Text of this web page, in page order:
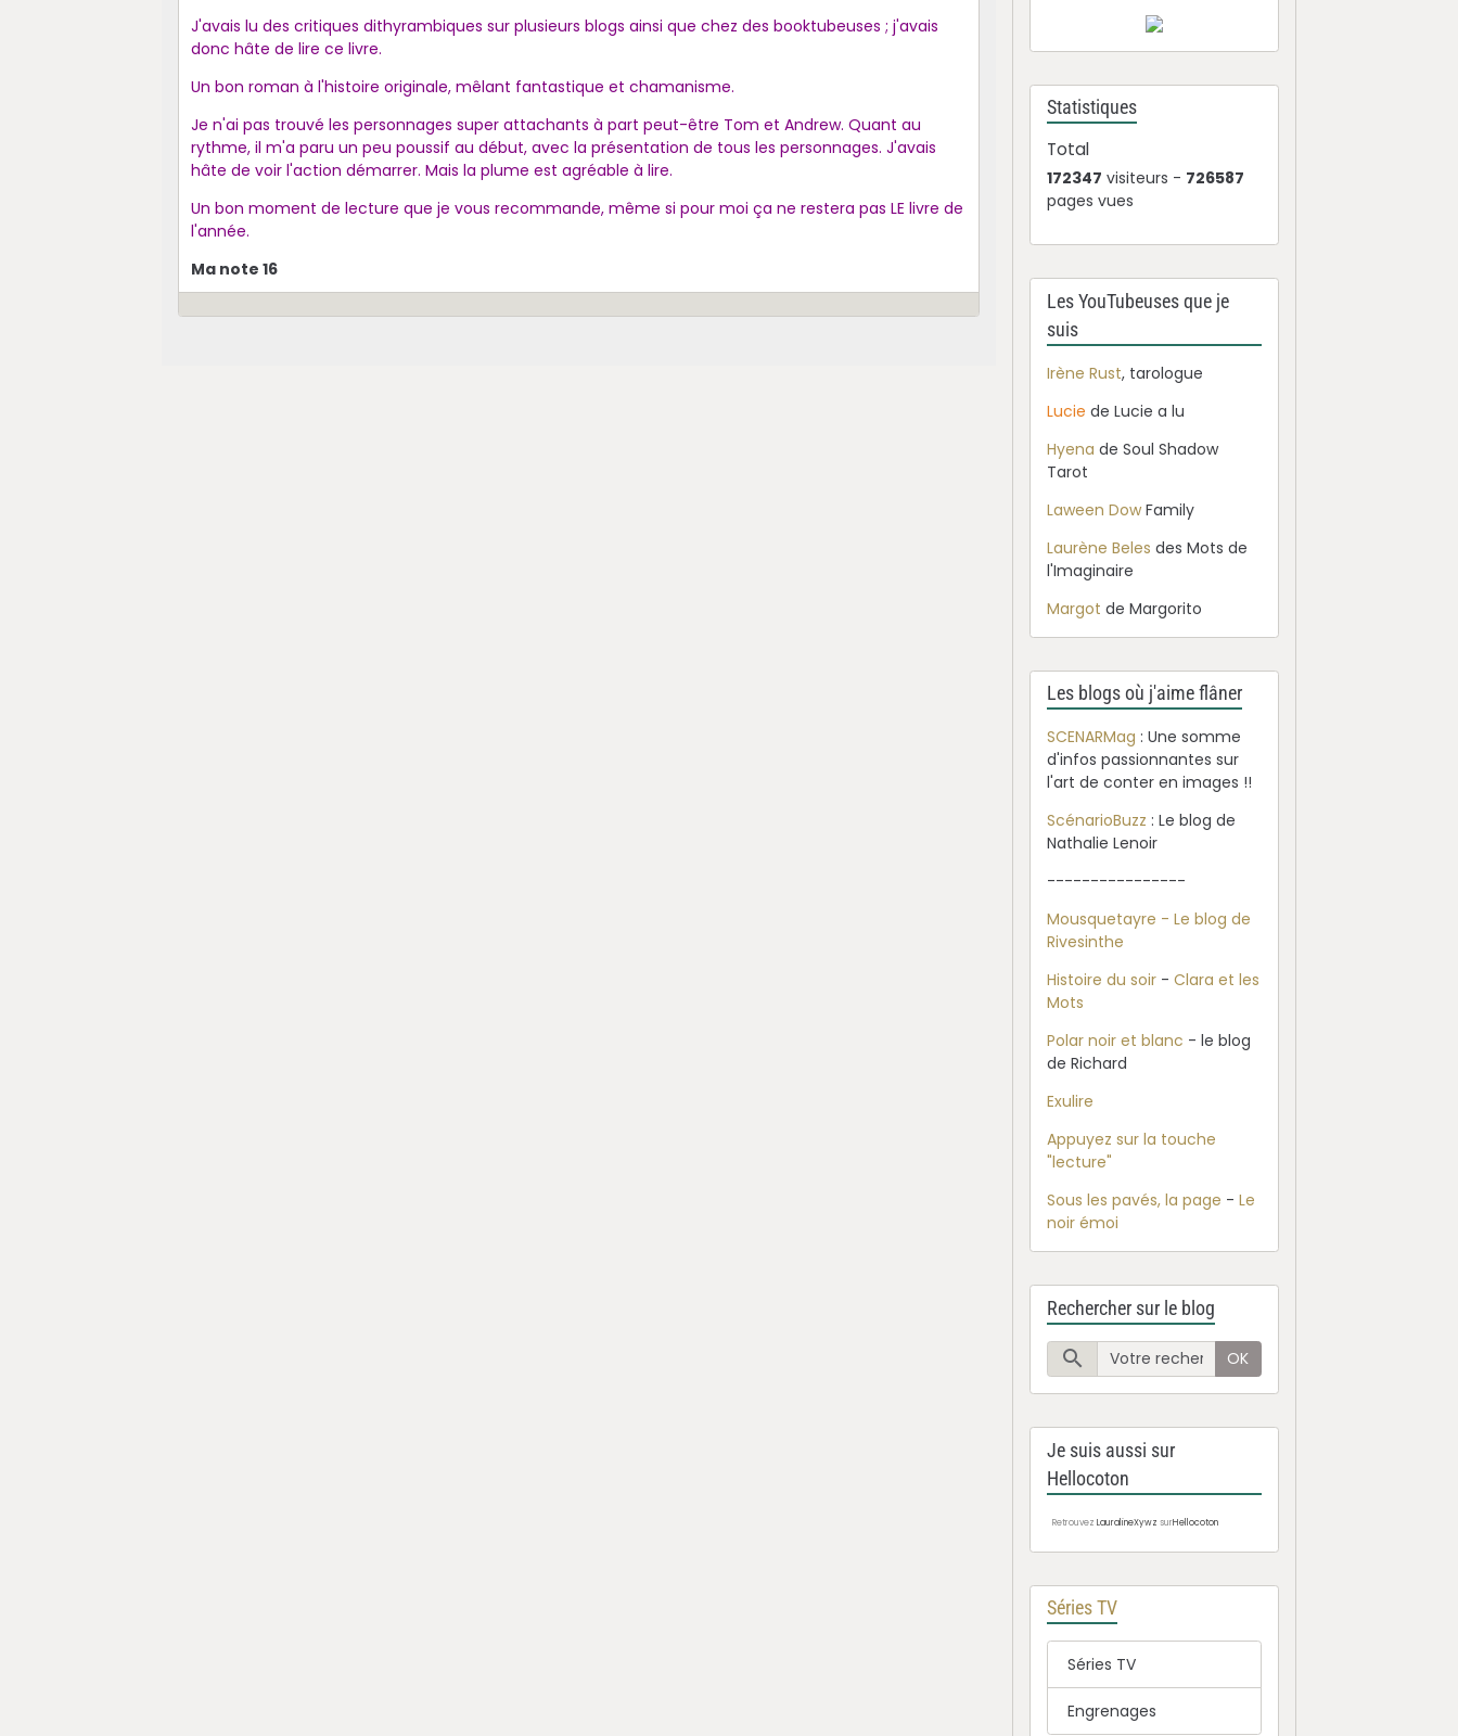
J'avais lu des critiques dithyrambiques sur plusieurs blogs ainsi que chez des booktubeuses ; j'avais
donc hâte de lire ce livre.
Un bon roman à l'histoire originale, mêlant fantastique et chamanisme.
Je n'ai pas trouvé les personnages super attachants à part peut-être Tom et Andrew. Quant au
rythme, il m'a paru un peu poussif au début, avec la présentation de tous les personnages. J'avais
hâte de voir l'action démarrer. Mais la plume est agréable à lire.
Un bon moment de lecture que je vous recommande, même si pour moi ça ne restera pas LE livre de
l'année.
Ma note 16
Statistiques
Total
172347 visiteurs - 726587
pages vues
Les YouTubeuses que je
suis
Irène Rust, tarologue
Luciede Lucie a lu
Hyena de Soul Shadow
Tarot
Laween DowFamily
Laurène Beles des Mots de
l'Imaginaire
Margot de Margorito
Les blogs où j'aime flâner
SCENARMag : Une somme
d'infos passionnantes sur
l'art de conter en images !!
ScénarioBuzz : Le blog de
Nathalie Lenoir
----------------
Mousquetayre - Le blog de
Rivesinthe
Histoire du soir -Clara et les
Mots
Polar noir et blanc - le blog
de Richard
Exulire
Appuyez sur la touche
"lecture"
Sous les pavés, la page -Le
noir émoi
Rechercher sur le blog
OK
Je suis aussi sur
Hellocoton
RetrouvezLauralineXywz surHellocoton
Séries TV
Séries TV
Engrenages